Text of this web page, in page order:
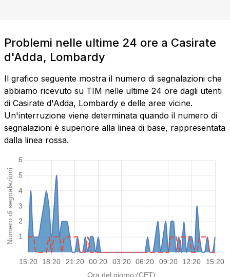
Problemi nelle ultime 24 ore a Casirate
d'Adda, Lombardy
Il grafico seguente mostra il numero di segnalazioni che
abbiamo ricevuto su TIM nelle ultime 24 ore dagli utenti
di Casirate d'Adda, Lombardy e delle aree vicine.
Un'interruzione viene determinata quando il numero di
segnalazioni è superiore alla linea di base, rappresentata
dalla linea rossa.